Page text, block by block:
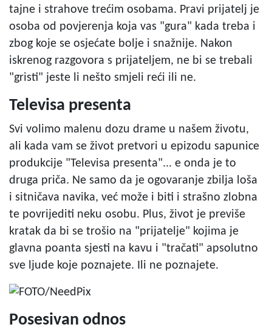
tajne i strahove trećim osobama. Pravi prijatelj je
osoba od povjerenja koja vas "gura" kada treba i
zbog koje se osjećate bolje i snažnije. Nakon
iskrenog razgovora s prijateljem, ne bi se trebali
"gristi" jeste li nešto smjeli reći ili ne.
Televisa presenta
Svi volimo malenu dozu drame u našem životu,
ali kada vam se život pretvori u epizodu sapunice
produkcije "Televisa presenta"... e onda je to
druga priča. Ne samo da je ogovaranje zbilja loša
i sitničava navika, već može i biti i strašno zlobna
te povrijediti neku osobu. Plus, život je previše
kratak da bi se trošio na "prijatelje" kojima je
glavna poanta sjesti na kavu i "tračati" apsolutno
sve ljude koje poznajete. Ili ne poznajete.
Posesivan odnos